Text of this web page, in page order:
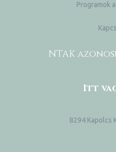
Programok
NTAK
Itt
8294 Kapolcs